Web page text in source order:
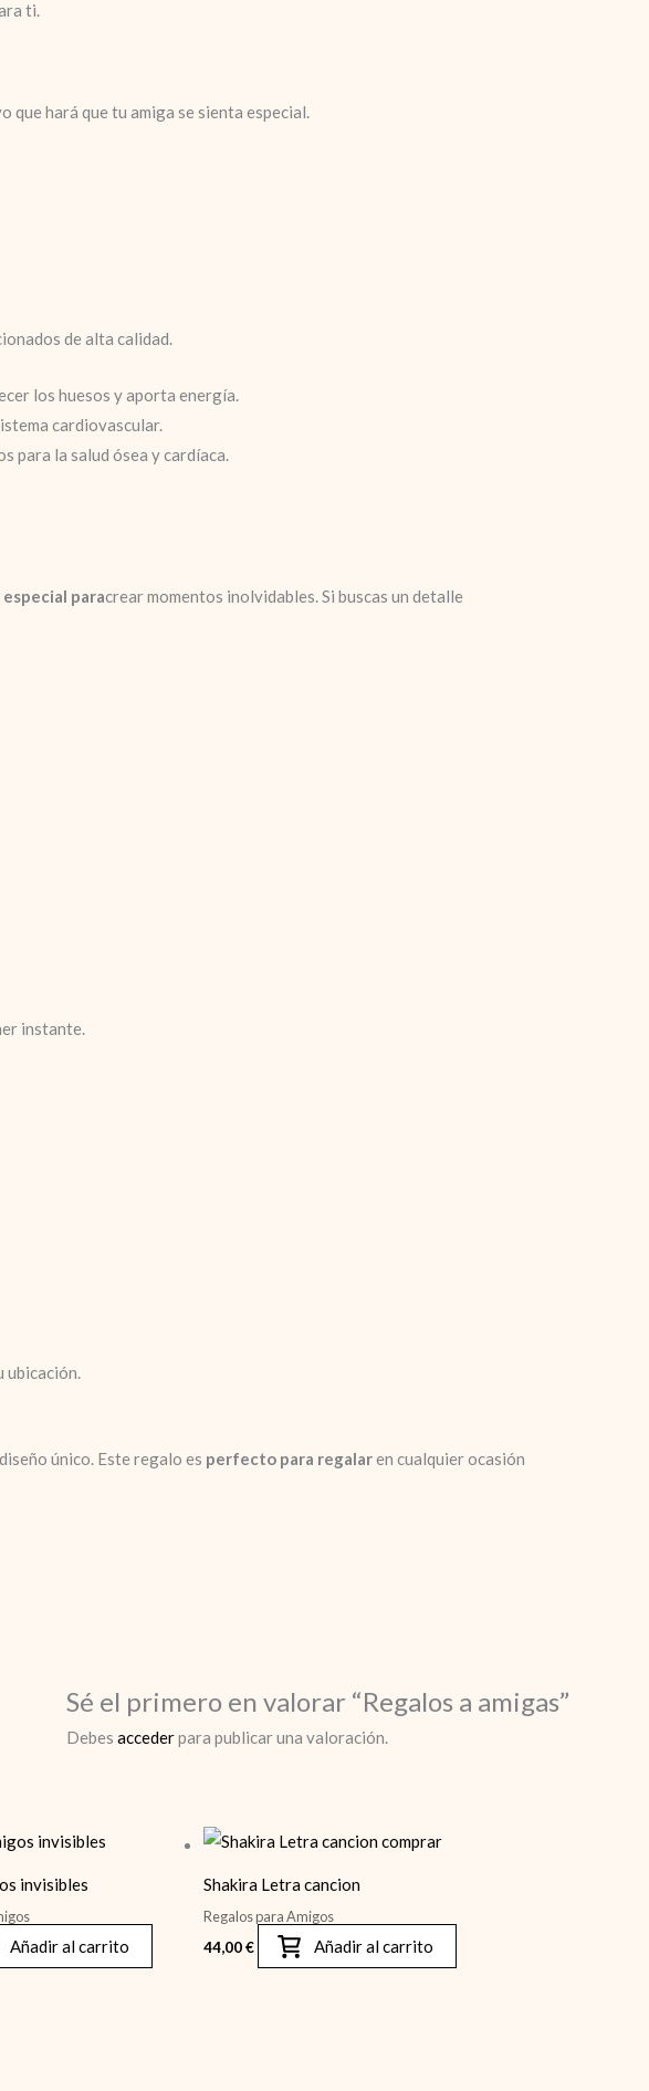
ti.
que hará que tu amiga se sienta especial.
de alta calidad.
los huesos y aporta energía.
cardiovascular.
para la salud ósea y cardíaca.
especial paracrear momentos inolvidables. Si buscas un detalle
instante.
único. Este regalo es perfecto para regalaren cualquier ocasión
Sé el primero en valorar “Regalos a amigas”
Debes accederpara publicar una valoración.
invisibles
Añadir al carrito
Shakira Letra cancion
Regalos para Amigos
44,00€ Añadir al carrito